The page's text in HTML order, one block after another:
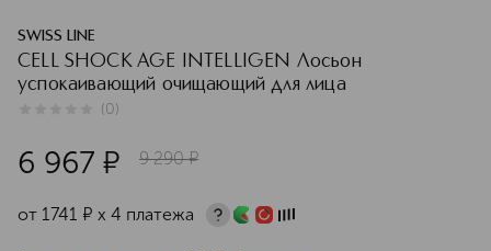
SWISS LINE
CELL SHOCK AGE INTELLIGEN Лосьон
успокаивающий очищающий для лица
(0)
6 967 ¤ 9 290 ¤
от 1741 ¤ х 4 платежа